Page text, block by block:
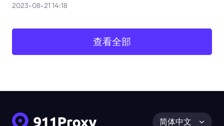
2023-08-21 14:18
查看全部
简体中文